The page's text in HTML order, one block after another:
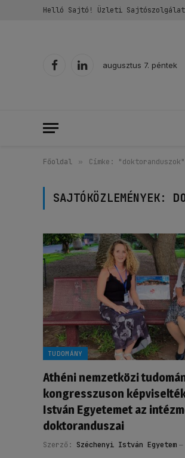
Helló Sajtó! Üzleti
FacebookLinkedIn
augusztus 7. péntek
Főoldal » Címke: "doktoranduszok"
SAJTÓKÖZLEMÉNYEK:
TUDOMÁNY
Athéni nemzetközi
kongresszuson
István Egyetemet az
doktoranduszai
Szerző: Széchenyi István Egyetem